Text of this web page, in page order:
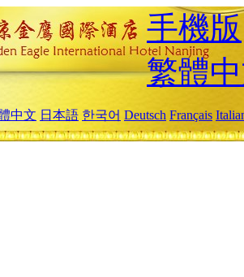
手機版
繁體
中文 日本語 한국어 Deutsch Français